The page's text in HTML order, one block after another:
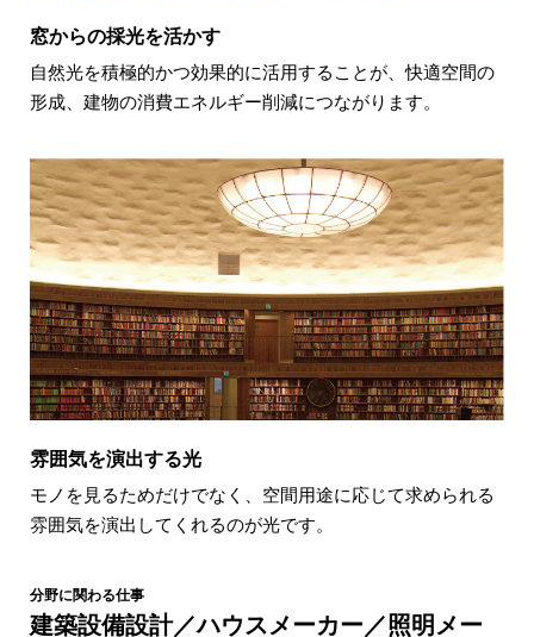
窓からの採光を活かす
自然光を積極的かつ効果的に活用することが、快適空間の
形成、建物の消費エネルギー削減につながります。
雰囲気を演出する光
モノを見るためだけでなく、空間用途に応じて求められる
雰囲気を演出してくれるのが光です。
分野に関わる仕事
建築設備設計／ハウスメーカー／照明メー